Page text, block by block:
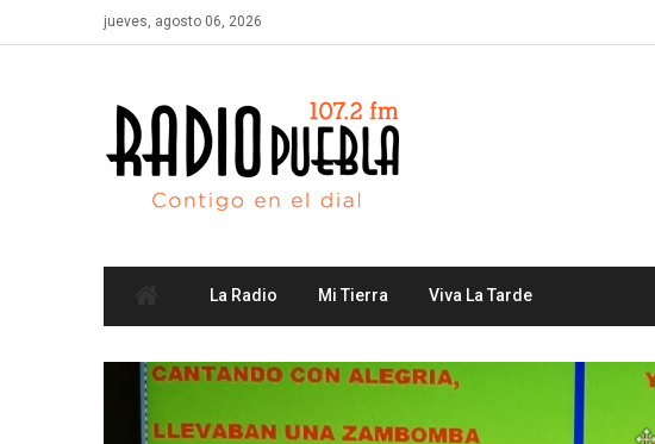
to
jueves, agosto 06, 2026
La Radio Mi Tierra Viva La Tarde